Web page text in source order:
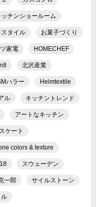
チンショールーム
タイル お菓子づくり
ツ家電 HOMECHEF
北沢産業
ハラー Heimtextile
ル キッチントレンド
アートなキッチン
ケート
colors & texture
スウェーデン
一郎 サイルストーン